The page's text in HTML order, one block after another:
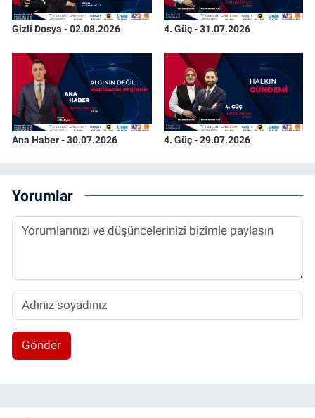
Gizli Dosya - 02.08.2026 4. Güç - 31.07.2026
Ana Haber - 30.07.2026 4. Güç - 29.07.2026
Yorumlar
Gönder